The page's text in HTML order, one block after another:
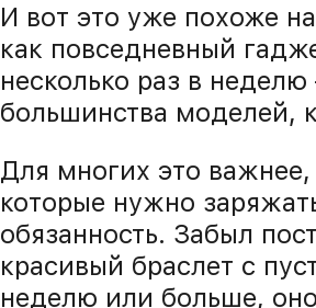
И вот это уже похоже
как повседневный
несколько раз в
большинства моделей,
Для многих это
которые нужно
обязанность. Забыл
красивый браслет с
неделю или больше,